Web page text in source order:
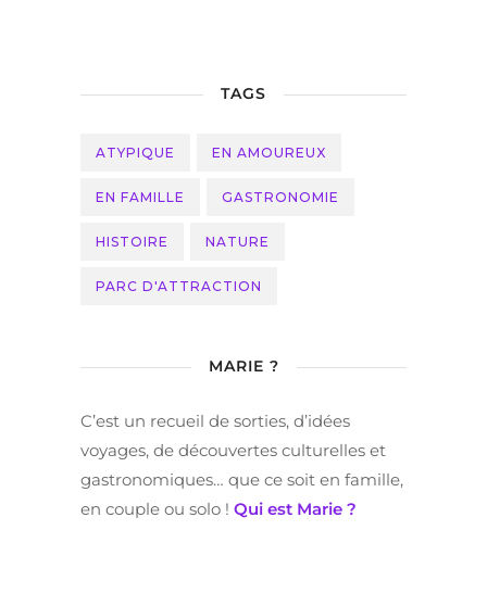
TAGS
ATYPIQUE EN AMOUREUX
EN FAMILLE GASTRONOMIE
HISTOIRE NATURE
PARC D'ATTRACTION
MARIE ?
C’est un recueil de sorties, d’idées
voyages, de découvertes culturelles et
gastronomiques… que ce soit en famille,
en couple ou solo ! Qui est Marie ?